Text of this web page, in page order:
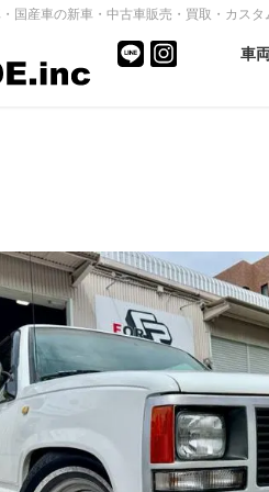
国産車の新車・中古車販売・買取・カス
車